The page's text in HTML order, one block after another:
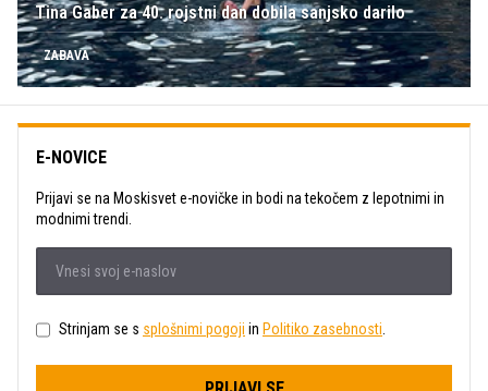
Tina Gaber za 40. rojstni dan dobila sanjsko darilo
ZABAVA
E-NOVICE
Prijavi se na Moskisvet e-novičke in bodi na tekočem z lepotnimi in
modnimi trendi.
Strinjam se s splošnimi pogoji in Politiko zasebnosti.